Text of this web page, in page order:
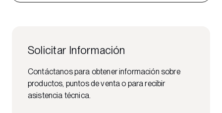
Solicitar Información
Contáctanos para obtener información sobre
productos, puntos de venta o para recibir
asistencia técnica.